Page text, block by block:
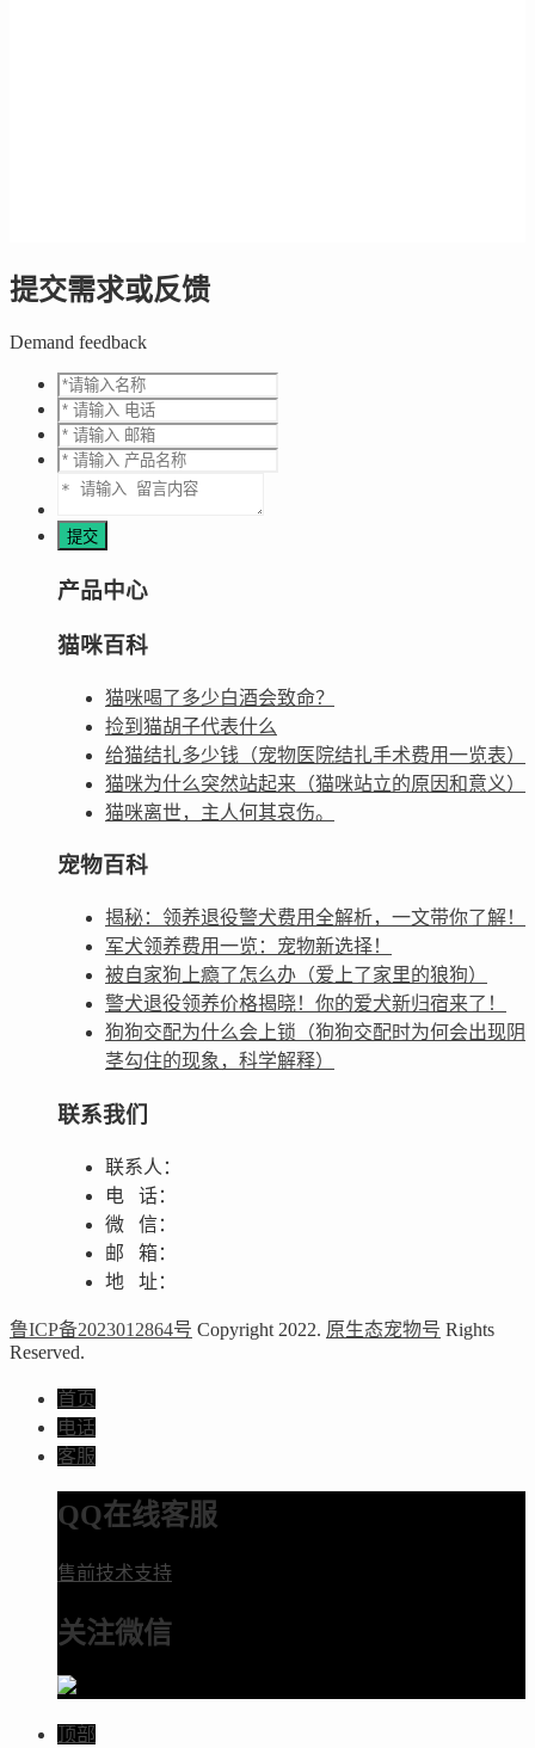
提交需求或反馈
Demand feedback
产品中心
猫咪百科
猫咪喝了多少白酒会致命？
捡到猫胡子代表什么
给猫结扎多少钱（宠物医院结扎手术费用一览表）
猫咪为什么突然站起来（猫咪站立的原因和意义）
猫咪离世，主人何其哀伤。
宠物百科
揭秘：领养退役警犬费用全解析，一文带你了解！
军犬领养费用一览：宠物新选择！
被自家狗上瘾了怎么办（爱上了家里的狼狗）
警犬退役领养价格揭晓！你的爱犬新归宿来了！
狗狗交配为什么会上锁（狗狗交配时为何会出现阴
茎勾住的现象，科学解释）
联系我们
联系人：
电 话：
微 信：
邮 箱：
地 址：
鲁ICP备2023012864号 Copyright 2022. 原生态宠物号 Rights
Reserved.
首页
电话
客服
QQ在线客服
售前技术支持
关注微信
顶部